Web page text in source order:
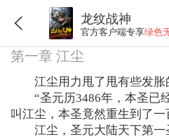
龙纹战神
官方客户端专享绿色
第一章 江尘
江尘用力甩了甩有些发胀
“圣元历3486年，本圣已
叫江尘，本圣竟然重生到了一
江尘，圣元大陆天下第一